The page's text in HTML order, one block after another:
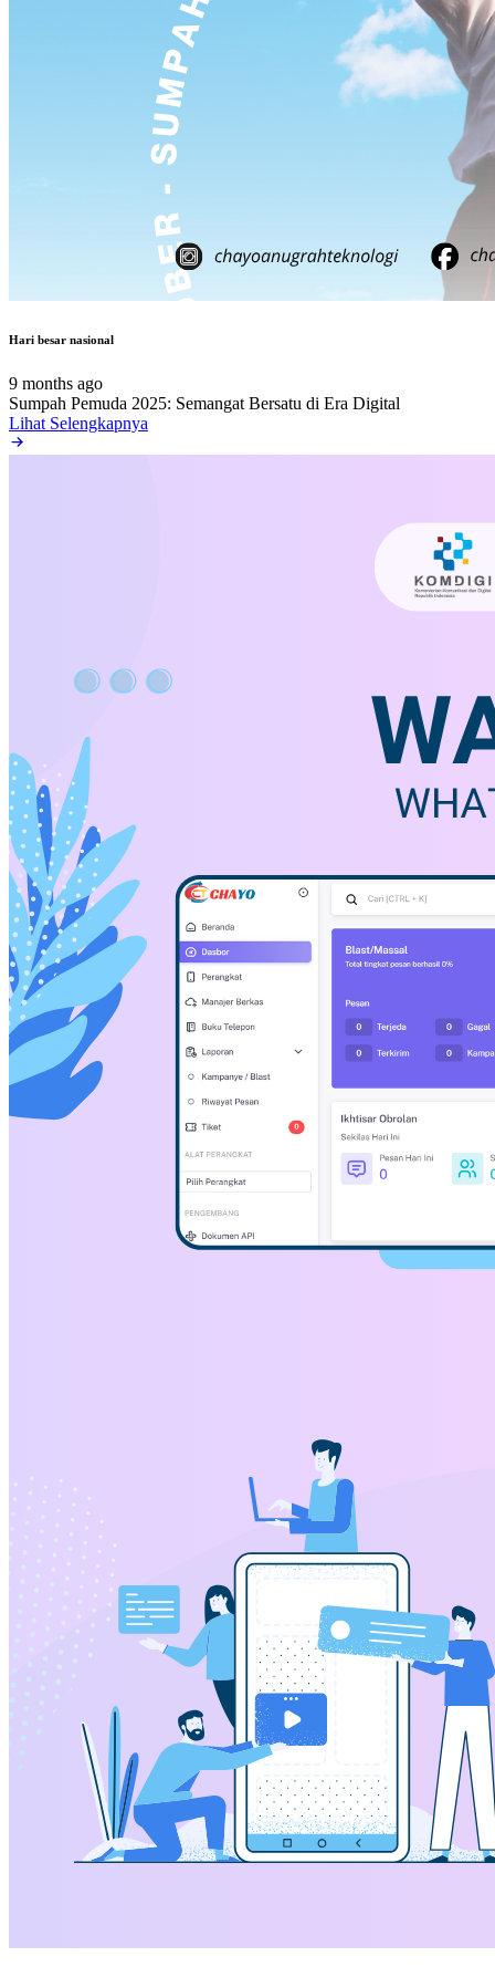
Hari besar nasional
9 months ago
Sumpah Pemuda 2025: Semangat Bersatu di Era Digital
Lihat Selengkapnya